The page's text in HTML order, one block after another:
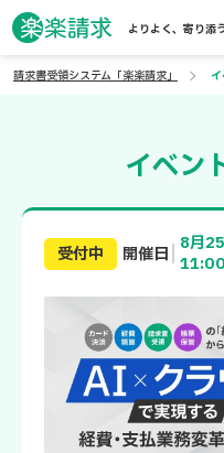
よりよく、寄り添
請求書受領システム「楽楽請求」
イベン
受付中 開催日 8月